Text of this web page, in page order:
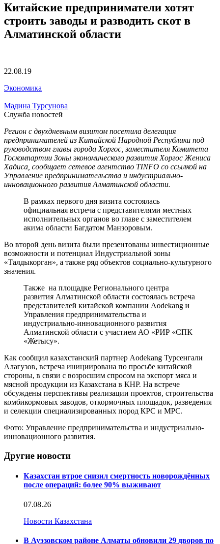
Китайские предприниматели хотят
строить заводы и разводить скот в
Алматинской области
22.08.19
Экономика
Мадина Турсунова
Служба новостей
Регион с двухдневным визитом посетила делегация
предпринимателей из Китайской Народной Республики под
руководством главы города Хоргос, заместителя Комитета
Госкомпартии Зоны экономического развития Хоргос Жениса
Хадиса, сообщает сетевое агентство TINFO со ссылкой на
Управление предпринимательства и индустриально-
инновационного развития Алматинской области.
В рамках первого дня визита состоялась
официальная встреча с представителями местных
исполнительных органов во главе с заместителем
акима области Багдатом Манзоровым.
Во второй день визита были презентованы инвестиционные
возможности и потенциал Индустриальной зоны
«Талдыкорган», а также ряд объектов социально-культурного
значения.
Также на площадке Регионального центра
развития Алматинской области состоялась встреча
представителей китайской компании Aodekang и
Управления предпринимательства и
индустриально-инновационного развития
Алматинской области с участием АО «РИР «СПК
«Жетысу».
Как сообщил казахстанский партнер Aodekang Турсенгали
Алагузов, встреча инициирована по просьбе китайской
стороны, в связи с возросшим спросом на экспорт мяса и
мясной продукции из Казахстана в КНР. На встрече
обсуждены перспективы реализации проектов, строительства
комбикормовых заводов, откормочных площадок, разведения
и селекции специализированных пород КРС и МРС.
Фото: Управление предпринимательства и индустриально-
инновационного развития.
Другие новости
Казахстан втрое снизил смертность новорождённых
после операций: более 90% выживают
07.08.26
Новости Казахстана
В Ауэзовском районе Алматы обновили 29 дворов по